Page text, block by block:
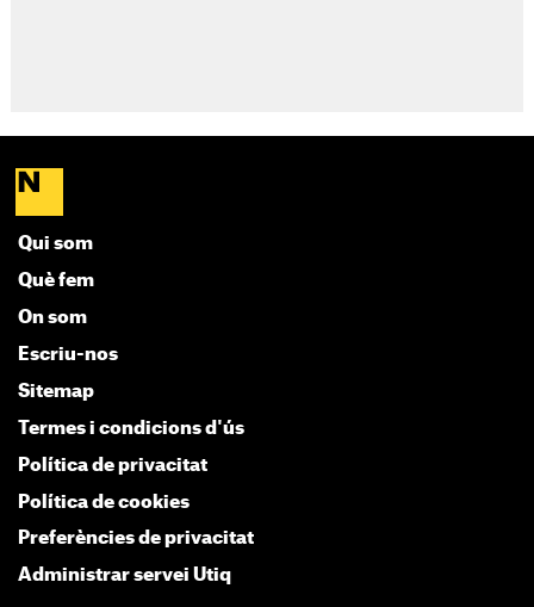
Qui som
Què fem
On som
Escriu-nos
Sitemap
Termes i condicions d'ús
Política de privacitat
Política de cookies
Preferències de privacitat
Administrar servei Utiq